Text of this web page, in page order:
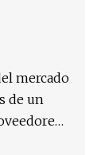
mercado
de un